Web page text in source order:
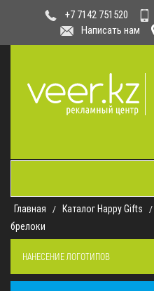
+7 7142 751520
Написать нам
Главная
Каталог Happy Gifts
брелоки
НАНЕСЕНИЕ ЛОГОТИПОВ